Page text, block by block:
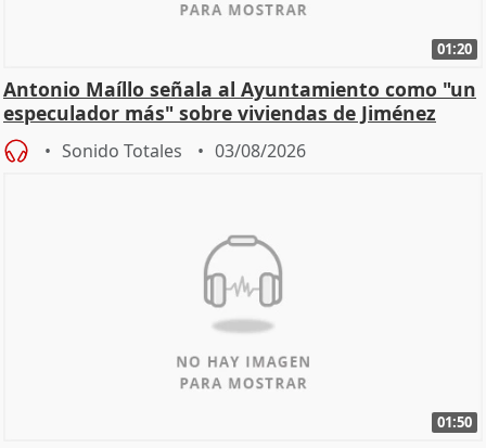
01:20
Antonio Maíllo señala al Ayuntamiento como "un
especulador más" sobre viviendas de Jiménez
Becerril
Sonido Totales 03/08/2026
01:50